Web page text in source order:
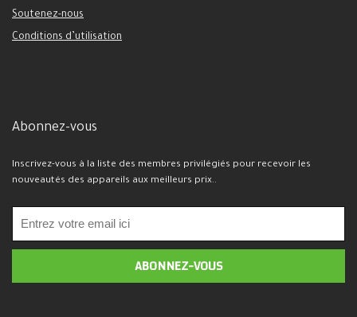
Soutenez-nous
Conditions d’utilisation
Abonnez-vous
Inscrivez-vous à la liste des membres privilégiés pour recevoir les
nouveautés des appareils aux meilleurs prix..